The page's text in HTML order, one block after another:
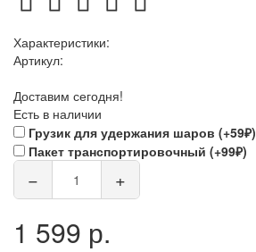
Характеристики:
Артикул:
Доставим сегодня!
Есть в наличии
Грузик для удержания шаров (+59₽)
Пакет транспортировочный (+99₽)
− +
1 599 р.